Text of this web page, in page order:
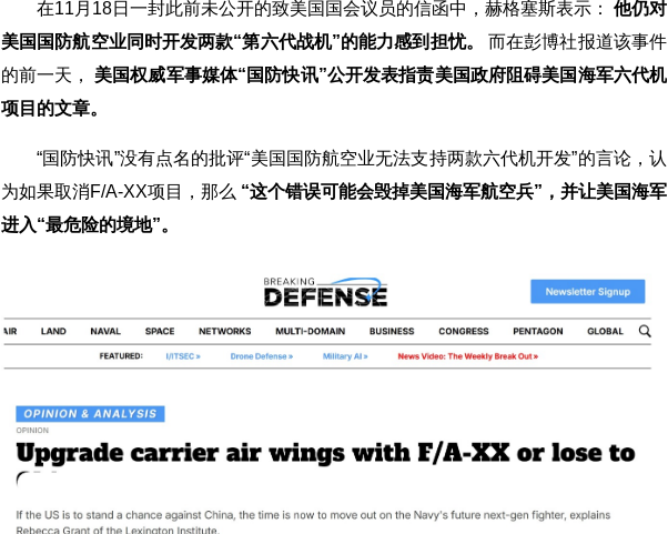
在11月18日一封此前未公开的致美国国会议员的信函中，赫格塞斯表示： 他仍对
美国国防航空业同时开发两款“第六代战机”的能力感到担忧。 而在彭博社报道该事件
的前一天， 美国权威军事媒体“国防快讯”公开发表指责美国政府阻碍美国海军六代机
项目的文章。
“国防快讯”没有点名的批评“美国国防航空业无法支持两款六代机开发”的言论，认
为如果取消F/A-XX项目，那么 “这个错误可能会毁掉美国海军航空兵”，并让美国海军
进入“最危险的境地”。